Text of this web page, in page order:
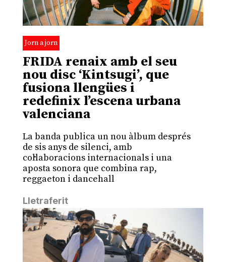
Jorn a jorn
FRIDA renaix amb el seu
nou disc ‘Kintsugi’, que
fusiona llengües i
redefinix l’escena urbana
valenciana
La banda publica un nou àlbum després
de sis anys de silenci, amb
col·laboracions internacionals i una
aposta sonora que combina rap,
reggaeton i dancehall
Lletraferit